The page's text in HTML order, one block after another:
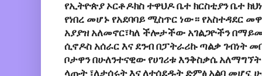
የኢትዮጵያ ኦርቶዶክስ ተዋህዶ ቤተ ክርስቲያን ቤተ
የነበረ መሆኑ የአደባባይ ሚስጥር ነው። የአስተዳደር
አያያዝ አለመኖር፣ካለ ችሎታችው አገልጋዮችን
ሲኖዶስ አሰራር እና ደንብ በፓትራሪኩ ጣልቃ ገብነት
ቦታዋን በሁለንተናዊው የሀገሪቱ እንቅስቃሴ አለማግኘት
ላጡት ፣ለታሰሩት እና ለተሰደዱት ድምፅ አልባ መሆኗ